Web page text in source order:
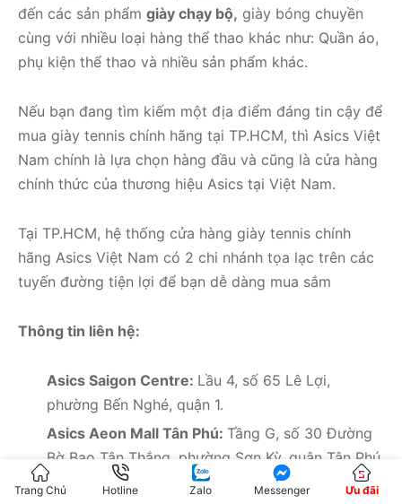
đến các sản phẩm giày chạy bộ, giày bóng chuyền
cùng với nhiều loại hàng thể thao khác như: Quần áo,
phụ kiện thể thao và nhiều sản phẩm khác.
Nếu bạn đang tìm kiếm một địa điểm đáng tin cậy để
mua giày tennis chính hãng tại TP.HCM, thì Asics Việt
Nam chính là lựa chọn hàng đầu và cũng là cửa hàng
chính thức của thương hiệu Asics tại Việt Nam.
Tại TP.HCM, hệ thống cửa hàng giày tennis chính
hãng Asics Việt Nam có 2 chi nhánh tọa lạc trên các
tuyến đường tiện lợi để bạn dễ dàng mua sắm
Thông tin liên hệ:
Asics Saigon Centre: Lầu 4, số 65 Lê Lợi,
phường Bến Nghé, quận 1.
Asics Aeon Mall Tân Phú: Tầng G, số 30 Đường
Bờ Bao Tân Thắng, phường Sơn Kỳ, quận Tân Phú.
Trang Chủ Hotline Zalo Messenger Ưu đãi